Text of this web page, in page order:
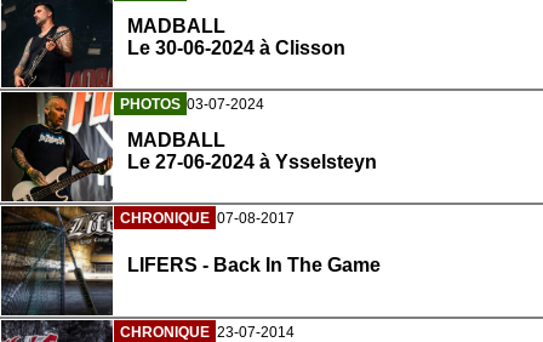
MADBALL
Le 30-06-2024 à Clisson
PHOTOS 03-07-2024
MADBALL
Le 27-06-2024 à Ysselsteyn
CHRONIQUE 07-08-2017
LIFERS - Back In The Game
CHRONIQUE 23-07-2014